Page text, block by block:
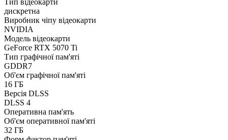
Тип відеокарти
дискретна
Виробник чіпу відеокарти
NVIDIA
Модель відеокарти
GeForce RTX 5070 Ti
Тип графічної пам'яті
GDDR7
Об'єм графічної пам'яті
16 ГБ
Версія DLSS
DLSS 4
Оперативна пам'ять
Об'єм оперативної пам'яті
32 ГБ